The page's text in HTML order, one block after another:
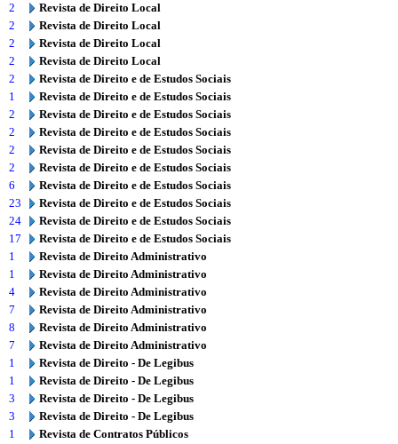
2
Revista de Direito Local
2
Revista de Direito Local
2
Revista de Direito Local
2
Revista de Direito Local
2
Revista de Direito e de Estudos Sociais
1
Revista de Direito e de Estudos Sociais
2
Revista de Direito e de Estudos Sociais
2
Revista de Direito e de Estudos Sociais
2
Revista de Direito e de Estudos Sociais
2
Revista de Direito e de Estudos Sociais
6
Revista de Direito e de Estudos Sociais
23
Revista de Direito e de Estudos Sociais
24
Revista de Direito e de Estudos Sociais
17
Revista de Direito e de Estudos Sociais
1
Revista de Direito Administrativo
1
Revista de Direito Administrativo
4
Revista de Direito Administrativo
7
Revista de Direito Administrativo
8
Revista de Direito Administrativo
7
Revista de Direito Administrativo
1
Revista de Direito - De Legibus
1
Revista de Direito - De Legibus
3
Revista de Direito - De Legibus
3
Revista de Direito - De Legibus
1
Revista de Contratos Públicos